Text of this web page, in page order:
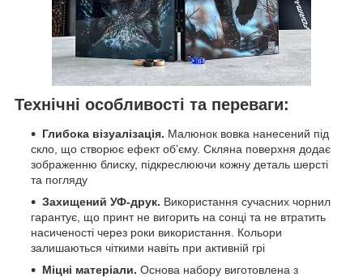
Технічні особливості та переваги:
Глибока візуалізація. Малюнок вовка нанесений під
скло, що створює ефект об’єму. Скляна поверхня додає
зображенню блиску, підкреслюючи кожну деталь шерсті
та погляду
Захищений УФ-друк. Використання сучасних чорнил
гарантує, що принт не вигорить на сонці та не втратить
насиченості через роки використання. Кольори
залишаються чіткими навіть при активній грі
Міцні матеріали. Основа набору виготовлена з